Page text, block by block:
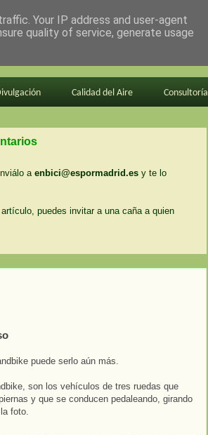
Calidad del Aire Consultoría
a enbici@espormadrid.es y te lo
puedes invitar a una caña a quien
puede serlo aún más.
son los vehículos de tres ruedas que
y que se conducen pedaleando, girando
foto.
Your IP address and user-agent
quality of service, generate usage